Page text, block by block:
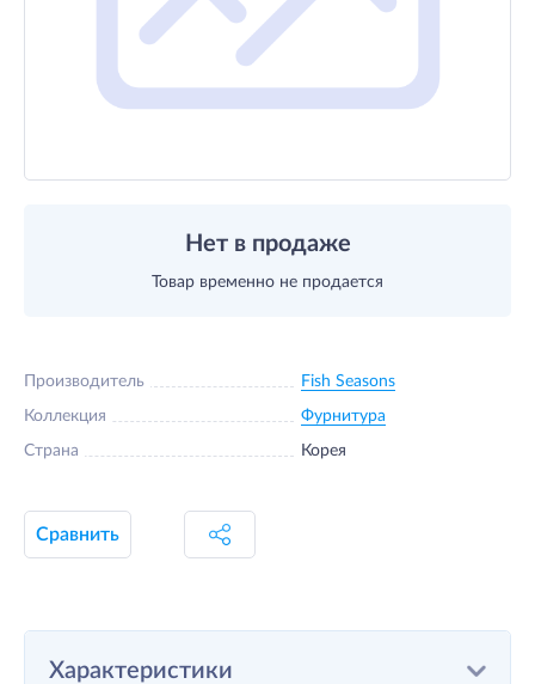
Нет в продаже
Товар временно не продается
Производитель Fish Seasons
Коллекция Фурнитура
Страна Корея
Сравнить
Характеристики